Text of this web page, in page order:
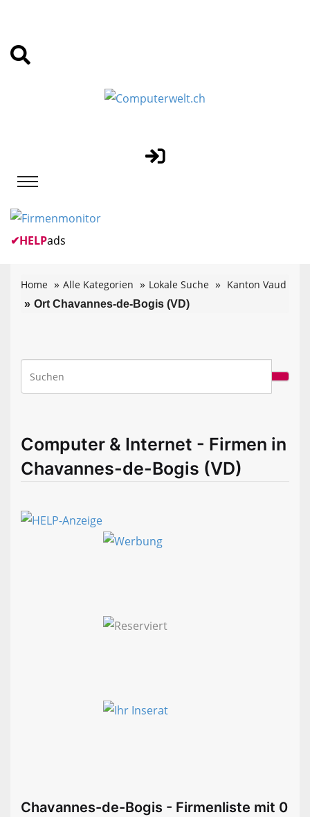
✔HELPads
Home Alle Kategorien Lokale Suche Kanton Vaud
Ort Chavannes-de-Bogis (VD)
Computer & Internet - Firmen in
Chavannes-de-Bogis (VD)
Chavannes-de-Bogis - Firmenliste mit 0